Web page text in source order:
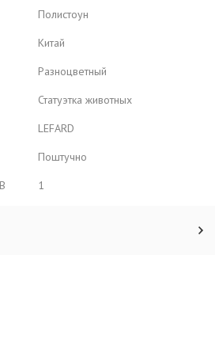
Полистоун
Китай
Разноцветный
Статуэтка животных
LEFARD
Поштучно
1